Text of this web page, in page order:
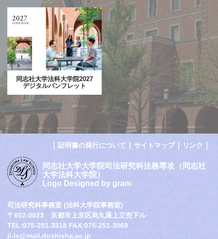
同志社大学法科大学院2027
デジタルパンフレット
証明書の発行について サイトマップ｜ リンク
同志社大学大学院司法研究科法務専攻（同志社
大学法科大学院）
Logo Designed by gram
司法研究科事務室 (法科大学院事務室)
〒602-0023 京都市上京区烏丸通上立売下ル
TEL:075-251-3518 FAX:075-251-3069
ji-ls@mail.doshisha.ac.jp